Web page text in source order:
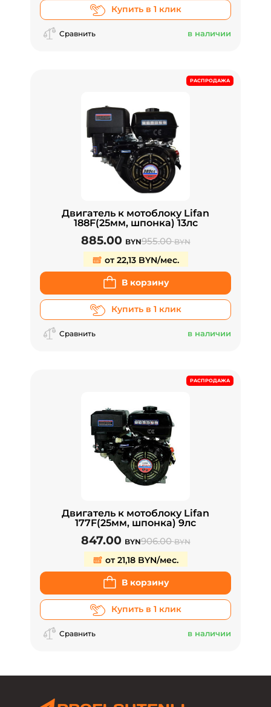
Купить в 1 клик
Сравнить в наличии
РАСПРОДАЖА
Двигатель к мотоблоку Lifan
188F(25мм, шпонка) 13лс
885.00 BYN955.00BYN
от 22,13 BYN/мес.
В корзину
Купить в 1 клик
Сравнить в наличии
РАСПРОДАЖА
Двигатель к мотоблоку Lifan
177F(25мм, шпонка) 9лс
847.00 BYN906.00BYN
от 21,18 BYN/мес.
В корзину
Купить в 1 клик
Сравнить в наличии